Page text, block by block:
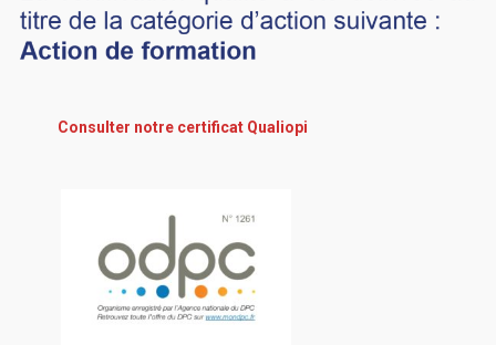
Consulter notre certificat Qualiopi